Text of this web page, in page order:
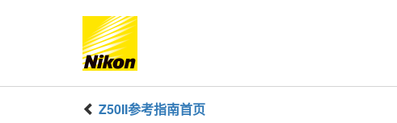
Z50II参考指南首页